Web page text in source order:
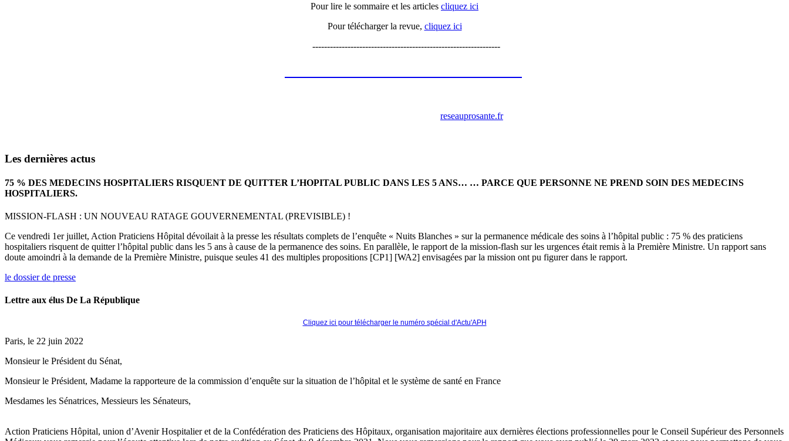
Pour lire le sommaire et les articles cliquez ici
Pour télécharger la revue, cliquez ici
----------------------------------------------------------------
reseauprosante.fr
Les dernières actus
75 % DES MEDECINS HOSPITALIERS RISQUENT DE QUITTER L’HOPITAL PUBLIC DANS LES 5 ANS… … PARCE QUE PERSONNE NE PREND SOIN DES MEDECINS
HOSPITALIERS.
MISSION-FLASH : UN NOUVEAU RATAGE GOUVERNEMENTAL (PREVISIBLE) !
Ce vendredi 1er juillet, Action Praticiens Hôpital dévoilait à la presse les résultats complets de l’enquête « Nuits Blanches » sur la permanence médicale des soins à l’hôpital public : 75 % des praticiens
hospitaliers risquent de quitter l’hôpital public dans les 5 ans à cause de la permanence des soins. En parallèle, le rapport de la mission-flash sur les urgences était remis à la Première Ministre. Un rapport sans
doute amoindri à la demande de la Première Ministre, puisque seules 41 des multiples propositions [CP1] [WA2] envisagées par la mission ont pu figurer dans le rapport.
le dossier de presse
Lettre aux élus De La République
Cliquez ici pour télécharger le numéro spécial d'Actu'APH
Paris, le 22 juin 2022
Monsieur le Président du Sénat,
Monsieur le Président, Madame la rapporteure de la commission d’enquête sur la situation de l’hôpital et le système de santé en France
Mesdames les Sénatrices, Messieurs les Sénateurs,
Action Praticiens Hôpital, union d’Avenir Hospitalier et de la Confédération des Praticiens des Hôpitaux, organisation majoritaire aux dernières élections professionnelles pour le Conseil Supérieur des Personnels